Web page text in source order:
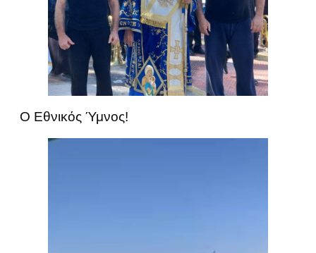
Ο Εθνικός Ύμνος!